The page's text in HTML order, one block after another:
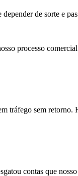
de sorte e
processo
tráfego sem
contas que